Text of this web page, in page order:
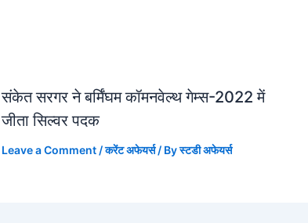
संकेत सरगर ने बर्मिंघम कॉमनवेल्थ गेम्स-2022 में
जीता सिल्वर पदक
Leave a Comment /करेंट अफेयर्स/ Byस्टडी अफेयर्स